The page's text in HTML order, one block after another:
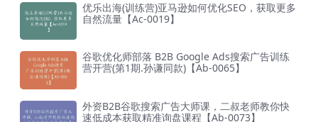
优乐出海(训练营)亚马逊如何优化SEO，获取更多
自然流量【Ac-0019】
谷歌优化师部落 B2B Google Ads搜索广告训练
营开营(第1期.孙谦同款)【Ab-0065】
外资B2B谷歌搜索广告大师课，二叔老师教你快
速低成本获取精准询盘课程【Ab-0073】